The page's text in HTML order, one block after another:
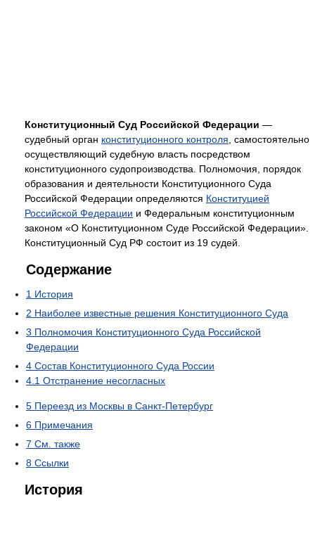
Конституционный Суд Российской Федерации —
судебный орган конституционного контроля , самостоятельно
осуществляющий судебную власть посредством
конституционного судопроизводства. Полномочия, порядок
образования и деятельности Конституционного Суда
Российской Федерации определяются Конституцией
Российской Федерации и Федеральным конституционным
законом «О Конституционном Суде Российской Федерации».
Конституционный Суд РФ состоит из 19 судей.
Содержание
1 История
2 Наиболее известные решения Конституционного Суда
3 Полномочия Конституционного Суда Российской
Федерации
4 Состав Конституционного Суда России
4.1 Отстранение несогласных
5 Переезд из Москвы в Санкт-Петербург
6 Примечания
7 См. также
8 Ссылки
История